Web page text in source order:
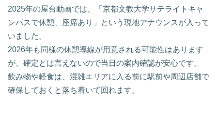
2025年の屋台動画では、「京都文教大学サテライトキャ
ンパスで休憩、座席あり」という現地アナウンスが入って
いました。
2026年も同様の休憩導線が用意される可能性はあります
が、確定とは言えないので当日の案内確認が安心です。
飲み物や軽食は、混雑エリアに入る前に駅前や周辺店舗で
確保しておくと落ち着いて回れます。